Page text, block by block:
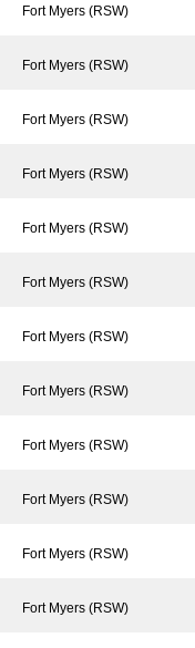
Fort Myers (RSW)
Fort Myers (RSW)
Fort Myers (RSW)
Fort Myers (RSW)
Fort Myers (RSW)
Fort Myers (RSW)
Fort Myers (RSW)
Fort Myers (RSW)
Fort Myers (RSW)
Fort Myers (RSW)
Fort Myers (RSW)
Fort Myers (RSW)